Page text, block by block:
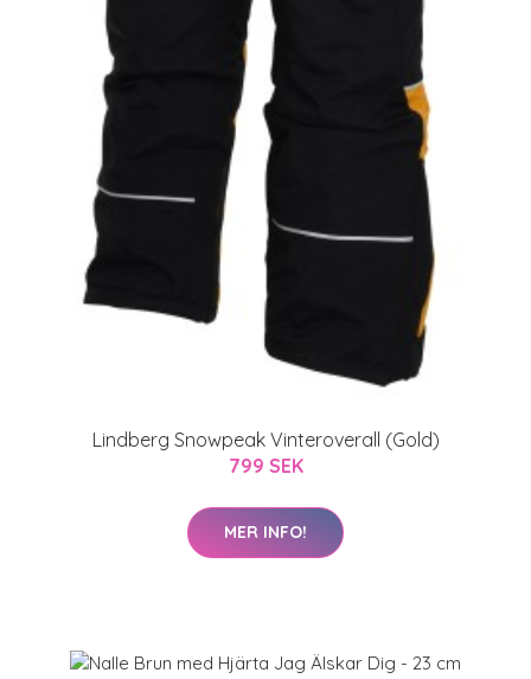
Lindberg Snowpeak Vinteroverall (Gold)
799 SEK
MER INFO!